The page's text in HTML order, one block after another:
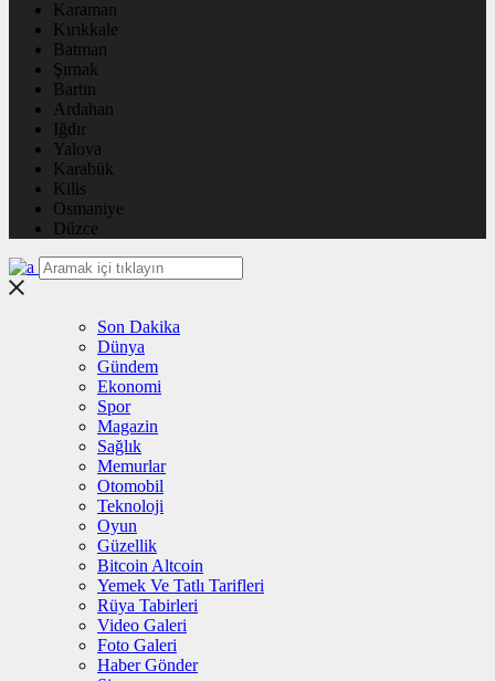
Karaman
Kırıkkale
Batman
Şırnak
Bartın
Ardahan
Iğdır
Yalova
Karabük
Kilis
Osmaniye
Düzce
Son Dakika
Dünya
Gündem
Ekonomi
Spor
Magazin
Sağlık
Memurlar
Otomobil
Teknoloji
Oyun
Güzellik
Bitcoin Altcoin
Yemek Ve Tatlı Tarifleri
Rüya Tabirleri
Video Galeri
Foto Galeri
Haber Gönder